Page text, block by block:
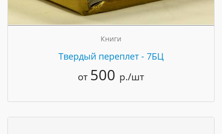
Книги
Твердый переплет - 7БЦ
от 500 р./шт